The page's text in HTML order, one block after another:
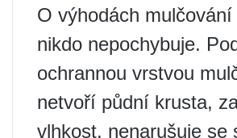
O výhodách
nikdo nepochybuje.
ochrannou vrstvou
netvoří půdní krusta,
vlhkost, nenarušuje se